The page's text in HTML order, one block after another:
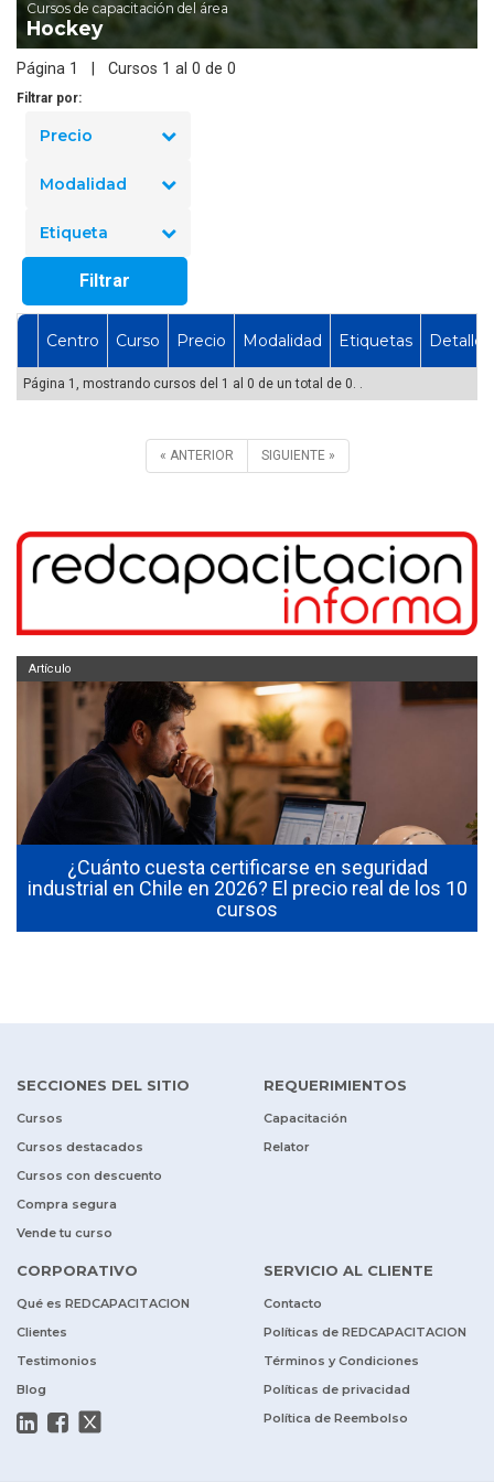
Cursos de capacitación del área
Hockey
Página 1 | Cursos 1 al 0 de 0
Filtrar por:
Precio
Modalidad
Etiqueta
Filtrar
Centro Curso Precio Modalidad Etiquetas Detalles
Página 1, mostrando cursos del 1 al 0 de un total de 0. .
« ANTERIOR SIGUIENTE »
¿Cuánto cuesta certificarse en seguridad
industrial en Chile en 2026? El precio real de los 10
cursos
Artículo
SECCIONES DEL SITIO
Cursos
Cursos destacados
Cursos con descuento
Compra segura
Vende tu curso
REQUERIMIENTOS
Capacitación
Relator
CORPORATIVO
Qué es REDCAPACITACION
Clientes
Testimonios
Blog
SERVICIO AL CLIENTE
Contacto
Políticas de REDCAPACITACION
Términos y Condiciones
Políticas de privacidad
Política de Reembolso